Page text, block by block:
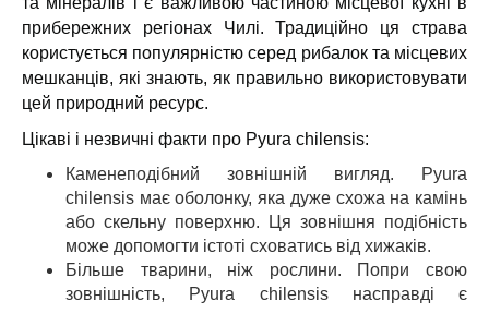
прибережних регіонах Чилі. Традиційно ця страва
користується популярністю серед рибалок та місцевих
мешканців, які знають, як правильно використовувати
цей природний ресурс.
Цікаві і незвичні факти про Pyura chilensis:
Каменеподібний зовнішній вигляд. Pyura
chilensis має оболонку, яка дуже схожа на камінь
або скельну поверхню. Ця зовнішня подібність
може допомогти істоті сховатись від хижаків.
Більше тварини, ніж рослини. Попри свою
зовнішність, Pyura chilensis насправді є